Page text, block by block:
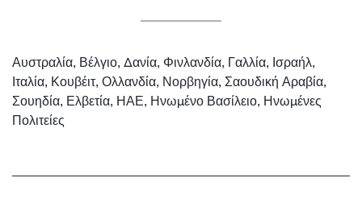
Αυστραλία, Βέλγιο, Δανία, Φινλανδία, Γαλλία, Ισραήλ,
Ιταλία, Κουβέιτ, Ολλανδία, Νορβηγία, Σαουδική Αραβία,
Σουηδία, Ελβετία, ΗΑΕ, Ηνωμένο Βασίλειο, Ηνωμένες
Πολιτείες